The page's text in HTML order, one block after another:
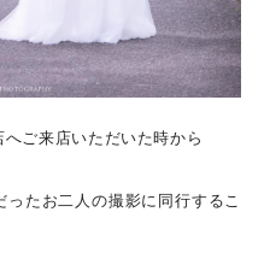
ご来店いただいた時から
たお二人の撮影に同行するこ